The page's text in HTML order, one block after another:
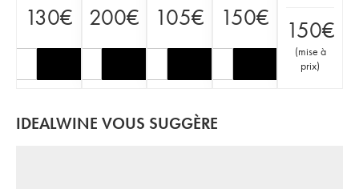
130€ 200€ 105€ 150€ 150€
(mise à
prix)
IDEALWINE VOUS SUGGÈRE